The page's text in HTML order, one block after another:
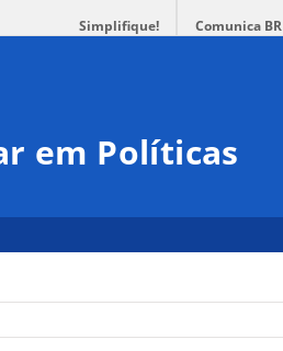
Simplifique! Comunica BR
em Políticas